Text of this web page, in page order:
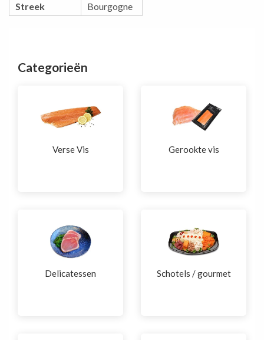
Streek
Bourgogne
Categorieën
Verse Vis Gerookte vis
Delicatessen Schotels / gourmet